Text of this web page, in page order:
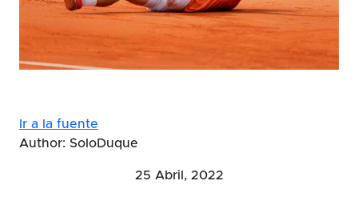
Ir a la fuente
Author: SoloDuque
25 Abril, 2022